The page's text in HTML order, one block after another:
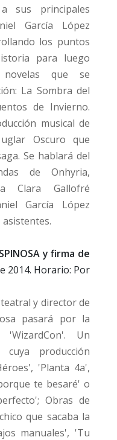
sus principales
García López
los puntos
para luego
que se
La Sombra del
de Invierno.
musical de
Oscuro que
Se hablará del
de Onhyria,
Clara Gallofré
García López
y firma de
2014. Horario: Por
y director de
pasará por la
Un
cuya producción
'Planta 4a',
te besaré' o
Obras de
que sacaba la
manuales', 'Tu